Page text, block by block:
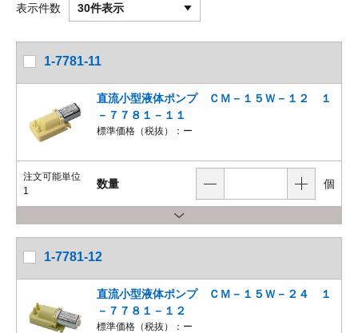
表示件数 30件表示
1-7781-11
直流小型液体ポンプ ＣＭ－１５Ｗ－１２ １
－７７８１－１１
標準価格（税抜）： ー
注文可能単位
1
数量 個
1-7781-12
直流小型液体ポンプ ＣＭ－１５Ｗ－２４ １
－７７８１－１２
標準価格（税抜）： ー